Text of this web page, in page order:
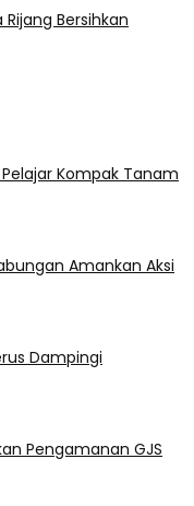
Bersihkan
Pelajar Kompak Tanam
Amankan Aksi
Dampingi
Pengamanan GJS